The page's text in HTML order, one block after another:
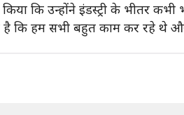
कि उन्होंने इंडस्ट्री के भीतर कभी
है कि हम सभी बहुत काम कर रहे थे